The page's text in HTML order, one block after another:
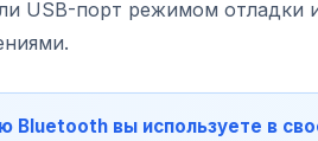
USB-порт режимом отладки
Bluetooth вы используете в